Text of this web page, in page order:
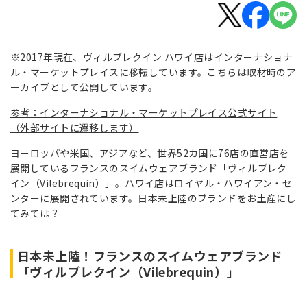
※2017年現在、ヴィルブレクイン ハワイ店はインターナショナ
ル・マーケットプレイスに移転しています。こちらは取材時のア
ーカイブとして公開しています。
参考：インターナショナル・マーケットプレイス公式サイト
（外部サイトに遷移します）
ヨーロッパや米国、アジアなど、世界52カ国に76店の直営店を
展開しているフランスのスイムウェアブランド「ヴィルブレク
イン（Vilebrequin）」。ハワイ店はロイヤル・ハワイアン・セ
ンターに展開されています。日本未上陸のブランドをお土産にし
てみては？
日本未上陸！フランスのスイムウェアブランド
「ヴィルブレクイン（Vilebrequin）」